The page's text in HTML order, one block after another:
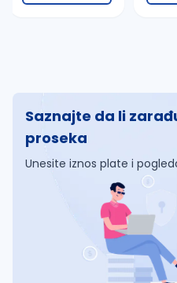
Saznajte da li
proseka
Unesite iznos plate i